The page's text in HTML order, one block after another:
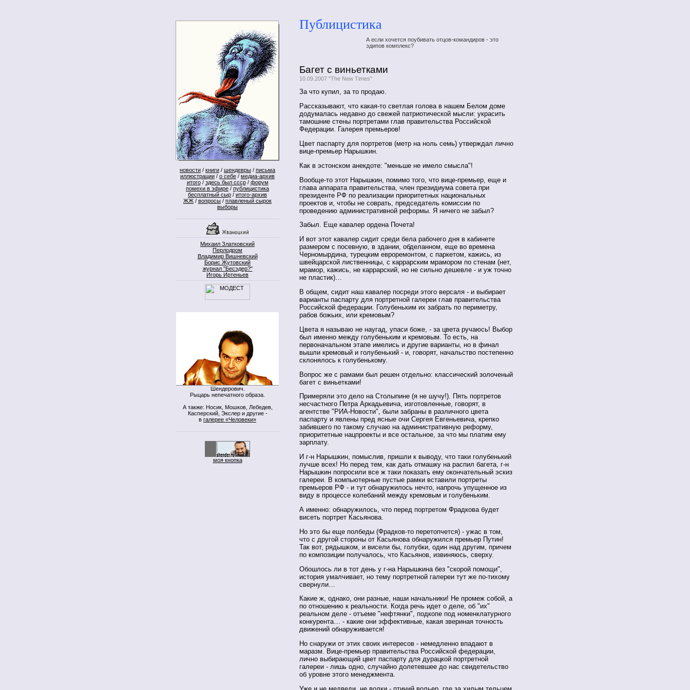
новости / книги / шендевры / письма
иллюстрации / о себе / медиа-архив
итого/ здесь был ссср/ форум
помехи в эфире / публицистика
бесплатный сыр / итого-архив
ЖЖ / вопросы / плавленый сырок
выборы
Михаил Златковский
Перлодром
Владимир Вишневский
Борис Жутовский
журнал "Бесэдер?"
Игорь Иртеньев
Шендерович.
Рыцарь непечатного образа.
А также: Носик, Мошков, Лебедев,
Касперский, Экслер и другие -
в галерее «Человеки»
моя кнопка
Публицистика
А если хочется поубивать отцов-командиров - это
эдипов комплекс?
Багет с виньетками
10.09.2007 "The New Times"
За что купил, за то продаю.
Рассказывают, что какая-то светлая голова в нашем Белом доме
додумалась недавно до свежей патриотической мысли: украсить
тамошние стены портретами глав правительства Российской
Федерации. Галерея премьеров!
Цвет паспарту для портретов (метр на ноль семь) утверждал лично
вице-премьер Нарышкин.
Как в эстонском анекдоте: "меньше не имело смысла"!
Вообще-то этот Нарышкин, помимо того, что вице-премьер, еще и
глава аппарата правительства, член президиума совета при
президенте РФ по реализации приоритетных национальных
проектов и, чтобы не соврать, председатель комиссии по
проведению административной реформы. Я ничего не забыл?
Забыл. Еще кавалер ордена Почета!
И вот этот кавалер сидит среди бела рабочего дня в кабинете
размером с посевную, в здании, обделанном, еще во времена
Черномырдина, турецким евроремонтом, с паркетом, кажись, из
швейцарской лиственницы, с каррарским мрамором по стенам (нет,
мрамор, кажись, не каррарский, но не сильно дешевле - и уж точно
не пластик)…
В общем, сидит наш кавалер посреди этого версаля - и выбирает
варианты паспарту для портретной галереи глав правительства
Российской федерации. Голубеньким их забрать по периметру,
рабов божьих, или кремовым?
Цвета я называю не наугад, упаси боже, - за цвета ручаюсь! Выбор
был именно между голубеньким и кремовым. То есть, на
первоначальном этапе имелись и другие варианты, но в финал
вышли кремовый и голубенький - и, говорят, начальство постепенно
склонялось к голубенькому.
Вопрос же с рамами был решен отдельно: классический золоченый
багет с виньетками!
Примеряли это дело на Столыпине (я не шучу!). Пять портретов
несчастного Петра Аркадьевича, изготовленные, говорят, в
агентстве "РИА-Новости", были забраны в различного цвета
паспарту и явлены пред ясные очи Сергея Евгеньевича, крепко
забившего по такому случаю на административную реформу,
приоритетные нацпроекты и все остальное, за что мы платим ему
зарплату.
И г-н Нарышкин, помыслив, пришли к выводу, что таки голубенький
лучше всех! Но перед тем, как дать отмашку на распил багета, г-н
Нарышкин попросили все ж таки показать ему окончательный эскиз
галереи. В компьютерные пустые рамки вставили портреты
премьеров РФ - и тут обнаружилось нечто, напрочь упущенное из
виду в процессе колебаний между кремовым и голубеньким.
А именно: обнаружилось, что перед портретом Фрадкова будет
висеть портрет Касьянова.
Но это бы еще полбеды (Фрадков-то перетопчется) - ужас в том,
что с другой стороны от Касьянова обнаружился премьер Путин!
Так вот, рядышком, и висели бы, голубки, один над другим, причем
по композиции получалось, что Касьянов, извиняюсь, сверху.
Обошлось ли в тот день у г-на Нарышкина без "скорой помощи",
история умалчивает, но тему портретной галереи тут же по-тихому
свернули…
Какие ж, однако, они разные, наши начальники! Не промеж собой, а
по отношению к реальности. Когда речь идет о деле, об "их"
реальном деле - отъеме "нефтянки", подкопе под номенклатурного
конкурента… - какие они эффективные, какая звериная точность
движений обнаруживается!
Но снаружи от этих своих интересов - немедленно впадают в
маразм. Вице-премьер правительства Российской федерации,
лично выбирающий цвет паспарту для дурацкой портретной
галереи - лишь одно, случайно долетевшее до нас свидетельство
об уровне этого менеджмента.